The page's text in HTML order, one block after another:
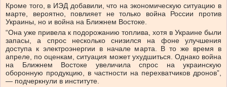
Кроме того, в ИЭД добавили, что на экономическую ситуацию в
марте, вероятно, повлияет не только война России против
Украины, но и война на Ближнем Востоке.
“Она уже привела к подорожанию топлива, хотя в Украине были
запасы, а спрос несколько снизился на фоне улучшения
доступа к электроэнергии в начале марта. В то же время в
апреле, по оценкам, ситуация может ухудшиться. Однако война
на Ближнем Востоке увеличила спрос на украинскую
оборонную продукцию, в частности на перехватчиков дронов”,
— подчеркнули в институте.